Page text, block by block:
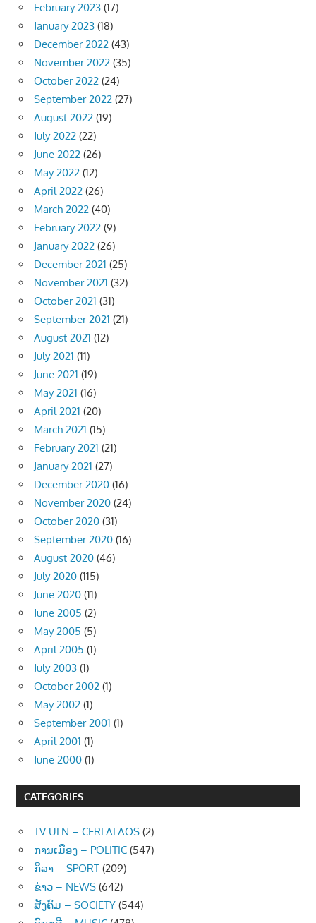
February 2023 (17)
January 2023 (18)
December 2022 (43)
November 2022 (35)
October 2022 (24)
September 2022 (27)
August 2022 (19)
July 2022 (22)
June 2022 (26)
May 2022 (12)
April 2022 (26)
March 2022 (40)
February 2022 (9)
January 2022 (26)
December 2021 (25)
November 2021 (32)
October 2021 (31)
September 2021 (21)
August 2021 (12)
July 2021 (11)
June 2021 (19)
May 2021 (16)
April 2021 (20)
March 2021 (15)
February 2021 (21)
January 2021 (27)
December 2020 (16)
November 2020 (24)
October 2020 (31)
September 2020 (16)
August 2020 (46)
July 2020 (115)
June 2020 (11)
June 2005 (2)
May 2005 (5)
April 2005 (1)
July 2003 (1)
October 2002 (1)
May 2002 (1)
September 2001 (1)
April 2001 (1)
June 2000 (1)
CATEGORIES
TV ULN – CERLALAOS (2)
ການເມືອງ – POLITIC (547)
ກິລາ – SPORT (209)
ຂ່າວ – NEWS (642)
ສັງຄົມ – SOCIETY (544)